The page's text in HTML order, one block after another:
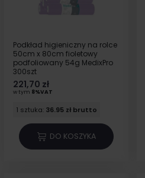
Podkład higieniczny na rolce
50cm x 80cm fioletowy
podfoliowany 54g MedixPro
300szt
221,70 zł
w tym 8%VAT
1 sztuka: 36.95 zł brutto
DO KOSZYKA